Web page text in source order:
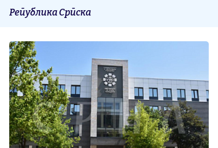
Република Српска